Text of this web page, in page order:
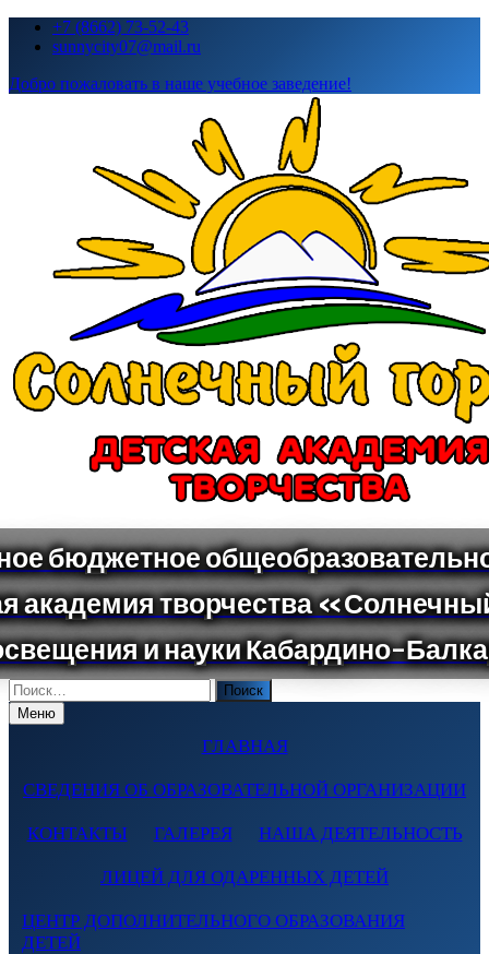
Перейти+7 (8662) 73-52-43
sunnycity07@mail.ru
Добро пожаловать в наше учебное заведение!
Поиск
по:Меню
ГЛАВНАЯ
СВЕДЕНИЯ ОБ ОБРАЗОВАТЕЛЬНОЙ ОРГАНИЗАЦИИ
КОНТАКТЫ ГАЛЕРЕЯ НАША ДЕЯТЕЛЬНОСТЬ
ЛИЦЕЙ ДЛЯ ОДАРЕННЫХ ДЕТЕЙ
ЦЕНТР ДОПОЛНИТЕЛЬНОГО ОБРАЗОВАНИЯ
ДЕТЕЙ